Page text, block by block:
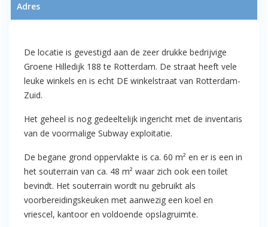
vergunningsvrije locatie Subway –
Groene Hilledijk 188 te Rotterdam
Adres
De locatie is gevestigd aan de zeer drukke bedrijvige
Groene Hilledijk 188 te Rotterdam. De straat heeft vele
leuke winkels en is echt DE winkelstraat van Rotterdam-
Zuid.
Het geheel is nog gedeeltelijk ingericht met de inventaris
van de voormalige Subway exploitatie.
De begane grond oppervlakte is ca. 60 m² en er is een in
het souterrain van ca. 48 m² waar zich ook een toilet
bevindt. Het souterrain wordt nu gebruikt als
voorbereidingskeuken met aanwezig een koel en
vriescel, kantoor en voldoende opslagruimte.